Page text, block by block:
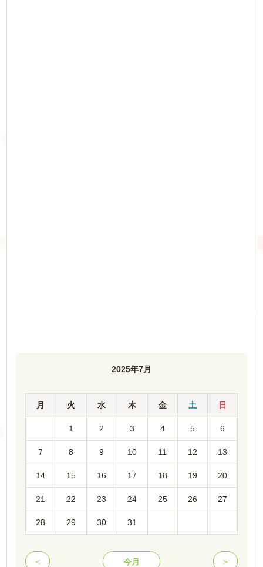
2025年7月
月 火 水 木 金 土 日
1 2 3 4 5 6
7 8 9 10 11 12 13
14 15 16 17 18 19 20
21 22 23 24 25 26 27
28 29 30 31
< 今月 >